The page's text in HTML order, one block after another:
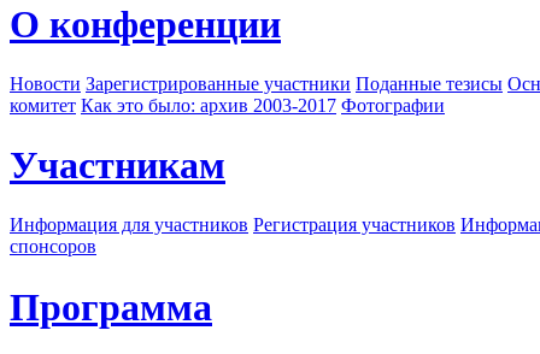
О конференции
Новости Зарегистрированные участники Поданные тезисы
комитет Как это было: архив 2003-2017 Фотографии
Участникам
Информация для участников Регистрация участников
спонсоров
Программа